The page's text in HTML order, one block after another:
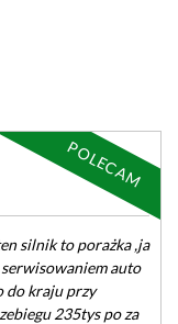
silnik to porażka ,ja
auto
do kraju przy
235tys po za
POLECAM